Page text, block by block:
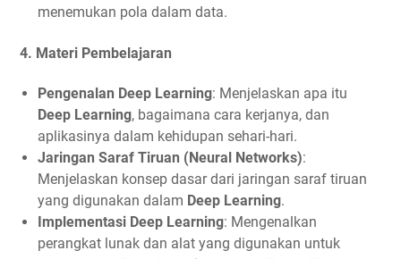
menemukan pola dalam data.
4. Materi Pembelajaran
Pengenalan Deep Learning: Menjelaskan apa itu
Deep Learning, bagaimana cara kerjanya, dan
aplikasinya dalam kehidupan sehari-hari.
Jaringan Saraf Tiruan (Neural Networks):
Menjelaskan konsep dasar dari jaringan saraf tiruan
yang digunakan dalam Deep Learning.
Implementasi Deep Learning: Mengenalkan
perangkat lunak dan alat yang digunakan untuk